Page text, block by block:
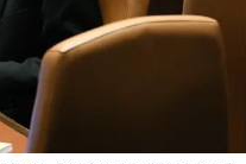
"ראש הממשלה האמיתי". יריב
מהומה פרצה במהלך